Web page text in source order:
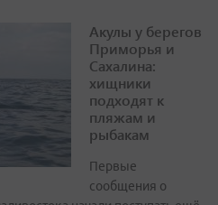
Акулы у берегов
Приморья и
Сахалина:
хищники
подходят к
пляжам и
рыбакам
Первые
сообщения о